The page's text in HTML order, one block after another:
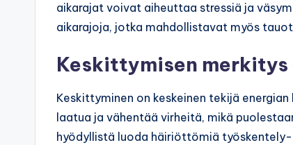
aikarajat voivat aiheuttaa stressiä ja
aikarajoja, jotka mahdollistavat myös
Keskittymisen
Keskittyminen on keskeinen tekijä
laatua ja vähentää virheitä, mikä
hyödyllistä luoda häiriöttömiä